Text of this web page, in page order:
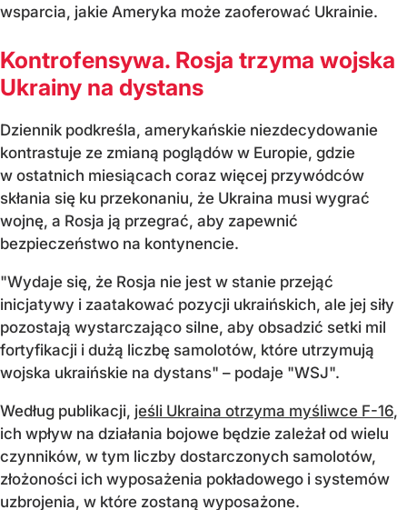
wsparcia, jakie Ameryka może zaoferować Ukrainie.
Kontrofensywa. Rosja trzyma wojska
Ukrainy na dystans
Dziennik podkreśla, amerykańskie niezdecydowanie
kontrastuje ze zmianą poglądów w Europie, gdzie
w ostatnich miesiącach coraz więcej przywódców
skłania się ku przekonaniu, że Ukraina musi wygrać
wojnę, a Rosja ją przegrać, aby zapewnić
bezpieczeństwo na kontynencie.
"Wydaje się, że Rosja nie jest w stanie przejąć
inicjatywy i zaatakować pozycji ukraińskich, ale jej siły
pozostają wystarczająco silne, aby obsadzić setki mil
fortyfikacji i dużą liczbę samolotów, które utrzymują
wojska ukraińskie na dystans" – podaje "WSJ".
Według publikacji, jeśli Ukraina otrzyma myśliwce F-16,
ich wpływ na działania bojowe będzie zależał od wielu
czynników, w tym liczby dostarczonych samolotów,
złożoności ich wyposażenia pokładowego i systemów
uzbrojenia, w które zostaną wyposażone.